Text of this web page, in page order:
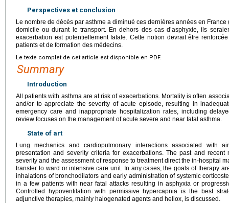
Perspectives et conclusion
Le nombre de décès par asthme a diminué ces dernières années en France
domicile ou durant le transport. En dehors des cas d’asphyxie, ils
exacerbation est potentiellement fatale. Cette notion devrait être
patients et de formation des médecins.
Le texte complet de cet article est disponible en PDF.
Summary
Introduction
All patients with asthma are at risk of exacerbations. Mortality is often
and/or to appreciate the severity of acute episode, resulting in
emergency care and inappropriate hospitalization rates, including
review focuses on the management of acute severe and near fatal asthma.
State of art
Lung mechanics and cardiopulmonary interactions associated with
presentation and severity criteria for exacerbations. The past and
severity and the assessment of response to treatment direct the in-hospital
transfer to ward or intensive care unit. In any cases, the goals of therapy
inhalations of bronchodilators and early administration of systemic
in a few patients with near fatal attacks resulting in asphyxia or
Controlled hypoventilation with permissive hypercapnia is the best
adjunctive therapies, mainly halogenated agents and heliox, is discussed.